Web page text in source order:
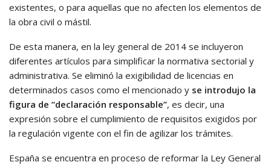
existentes, o para aquellas que no afecten los elementos de
la obra civil o mástil.
De esta manera, en la ley general de 2014 se incluyeron
diferentes artículos para simplificar la normativa sectorial y
administrativa. Se eliminó la exigibilidad de licencias en
determinados casos como el mencionado y se introdujo la
figura de “declaración responsable”, es decir, una
expresión sobre el cumplimiento de requisitos exigidos por
la regulación vigente con el fin de agilizar los trámites.
España se encuentra en proceso de reformar la Ley General